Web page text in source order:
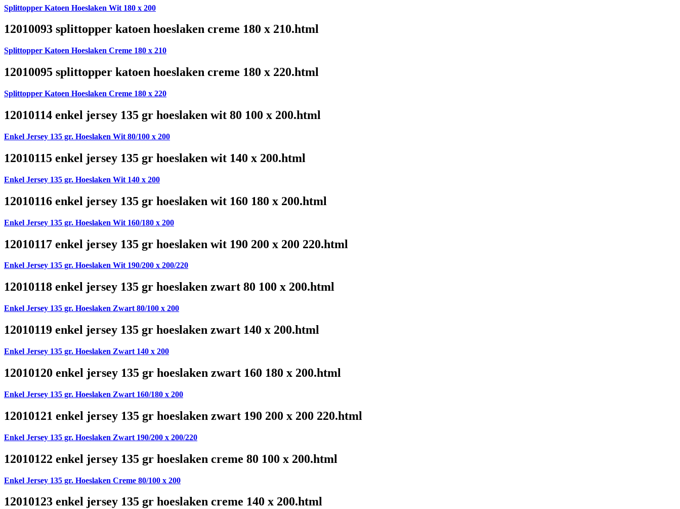
Splittopper Katoen Hoeslaken Wit 180 x 200
12010093 splittopper katoen hoeslaken creme 180 x 210.html
Splittopper Katoen Hoeslaken Creme 180 x 210
12010095 splittopper katoen hoeslaken creme 180 x 220.html
Splittopper Katoen Hoeslaken Creme 180 x 220
12010114 enkel jersey 135 gr hoeslaken wit 80 100 x 200.html
Enkel Jersey 135 gr. Hoeslaken Wit 80/100 x 200
12010115 enkel jersey 135 gr hoeslaken wit 140 x 200.html
Enkel Jersey 135 gr. Hoeslaken Wit 140 x 200
12010116 enkel jersey 135 gr hoeslaken wit 160 180 x 200.html
Enkel Jersey 135 gr. Hoeslaken Wit 160/180 x 200
12010117 enkel jersey 135 gr hoeslaken wit 190 200 x 200 220.html
Enkel Jersey 135 gr. Hoeslaken Wit 190/200 x 200/220
12010118 enkel jersey 135 gr hoeslaken zwart 80 100 x 200.html
Enkel Jersey 135 gr. Hoeslaken Zwart 80/100 x 200
12010119 enkel jersey 135 gr hoeslaken zwart 140 x 200.html
Enkel Jersey 135 gr. Hoeslaken Zwart 140 x 200
12010120 enkel jersey 135 gr hoeslaken zwart 160 180 x 200.html
Enkel Jersey 135 gr. Hoeslaken Zwart 160/180 x 200
12010121 enkel jersey 135 gr hoeslaken zwart 190 200 x 200 220.html
Enkel Jersey 135 gr. Hoeslaken Zwart 190/200 x 200/220
12010122 enkel jersey 135 gr hoeslaken creme 80 100 x 200.html
Enkel Jersey 135 gr. Hoeslaken Creme 80/100 x 200
12010123 enkel jersey 135 gr hoeslaken creme 140 x 200.html